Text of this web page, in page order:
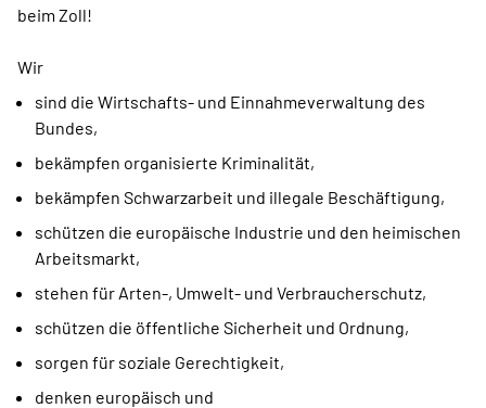
beim Zoll!
Wir
sind die Wirtschafts- und Einnahmeverwaltung des
Bundes,
bekämpfen organisierte Kriminalität,
bekämpfen Schwarzarbeit und illegale Beschäftigung,
schützen die europäische Industrie und den heimischen
Arbeitsmarkt,
stehen für Arten-, Umwelt- und Verbraucherschutz,
schützen die öffentliche Sicherheit und Ordnung,
sorgen für soziale Gerechtigkeit,
denken europäisch und